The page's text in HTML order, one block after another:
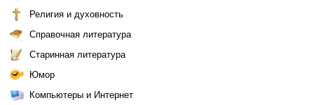
Религия и духовность
Справочная литература
Старинная литература
Юмор
Компьютеры и Интернет